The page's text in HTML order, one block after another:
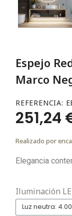
Espejo
Marco
REFERENCIA
251,24
Realizado por
Elegancia
Iluminación